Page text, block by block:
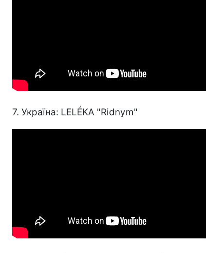
7. Україна: LELÉKA "Ridnym"